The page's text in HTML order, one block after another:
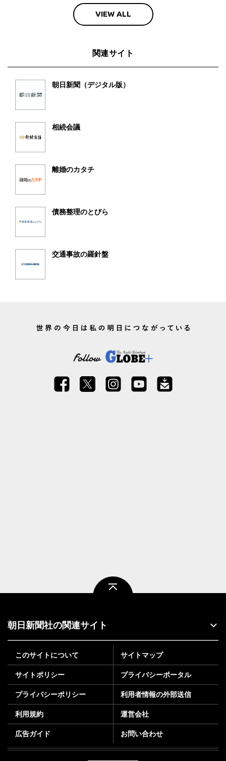
VIEW ALL
関連サイト
朝日新聞（デジタル版）
相続会議
離婚のカタチ
債務整理のとびら
交通事故の羅針盤
朝日新聞社の関連サイト
このサイトについて サイトマップ
サイトポリシー プライバシーポータル
プライバシーポリシー 利用者情報の外部送信
利用規約 運営会社
広告ガイド お問い合わせ